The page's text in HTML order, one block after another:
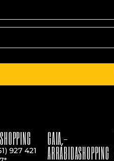
927 421
GAIA -
ARRÁBIDASHOPPING